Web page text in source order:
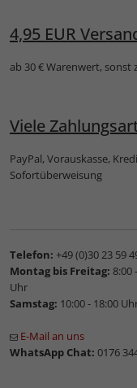
4,95 EUR
ab 30 € Warenwert, sonst
Viele
PayPal, Vorauskasse,
Sofortüberweisung
Telefon: +49 (0)30 23 59
Montag bis Freitag: 8:00
Uhr
Samstag: 10:00 - 18:00
E-Mail an uns
WhatsApp Chat: 0176